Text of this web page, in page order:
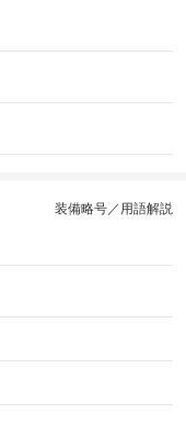
装備略号／用語解説